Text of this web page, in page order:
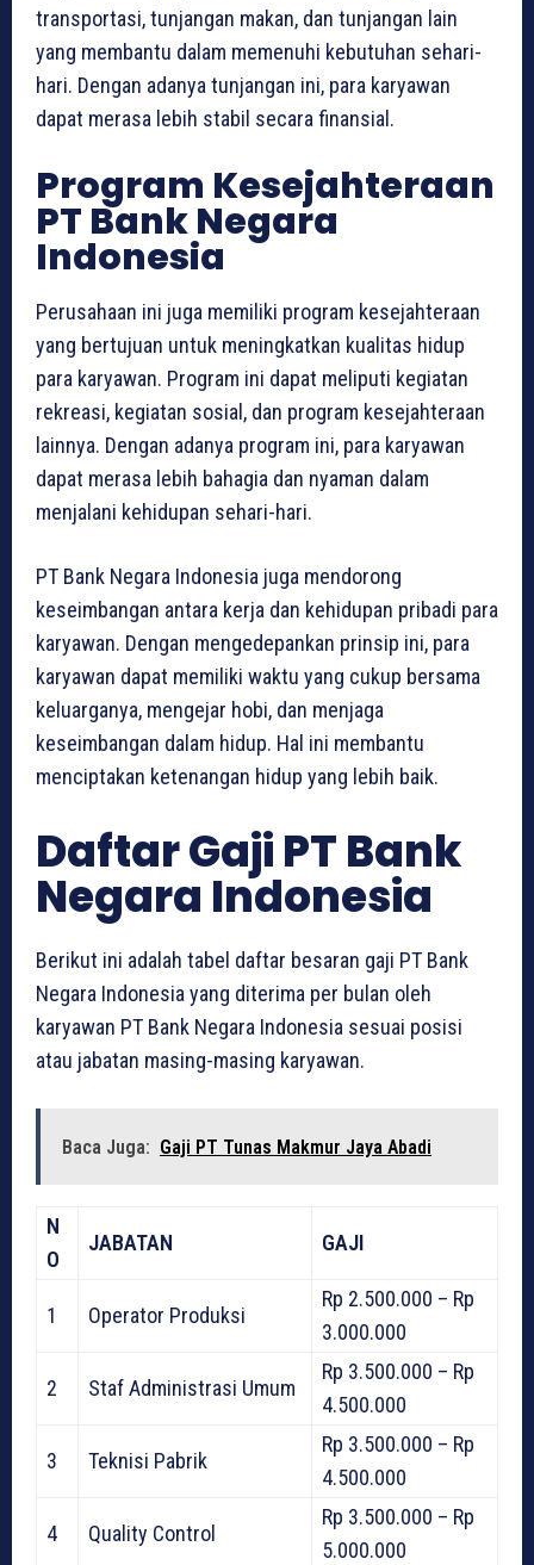
transportasi, tunjangan makan, dan tunjangan lain
yang membantu dalam memenuhi kebutuhan sehari-
hari. Dengan adanya tunjangan ini, para karyawan
dapat merasa lebih stabil secara finansial.
Program Kesejahteraan
PT Bank Negara
Indonesia
Perusahaan ini juga memiliki program kesejahteraan
yang bertujuan untuk meningkatkan kualitas hidup
para karyawan. Program ini dapat meliputi kegiatan
rekreasi, kegiatan sosial, dan program kesejahteraan
lainnya. Dengan adanya program ini, para karyawan
dapat merasa lebih bahagia dan nyaman dalam
menjalani kehidupan sehari-hari.
PT Bank Negara Indonesia juga mendorong
keseimbangan antara kerja dan kehidupan pribadi para
karyawan. Dengan mengedepankan prinsip ini, para
karyawan dapat memiliki waktu yang cukup bersama
keluarganya, mengejar hobi, dan menjaga
keseimbangan dalam hidup. Hal ini membantu
menciptakan ketenangan hidup yang lebih baik.
Daftar Gaji PT Bank
Negara Indonesia
Berikut ini adalah tabel daftar besaran gaji PT Bank
Negara Indonesia yang diterima per bulan oleh
karyawan PT Bank Negara Indonesia sesuai posisi
atau jabatan masing-masing karyawan.
Baca Juga: Gaji PT Tunas Makmur Jaya Abadi
N
O
JABATAN GAJI
1 Operator Produksi
Rp 2.500.000 – Rp
3.000.000
2 Staf Administrasi Umum
Rp 3.500.000 – Rp
4.500.000
3 Teknisi Pabrik
Rp 3.500.000 – Rp
4.500.000
4 Quality Control
Rp 3.500.000 – Rp
5.000.000